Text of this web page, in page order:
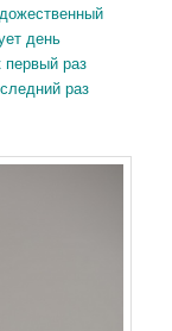
день
первый раз
раз